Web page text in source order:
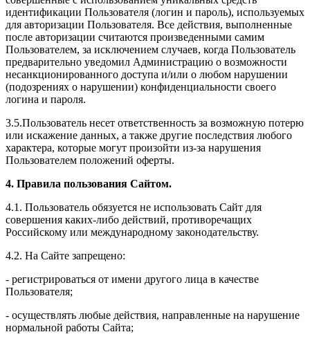
идентификации Пользователя (логин и пароль), используемых
для авторизации Пользователя. Все действия, выполненные
после авторизации считаются произведенными самим
Пользователем, за исключением случаев, когда Пользователь
предварительно уведомил Администрацию о возможности
несанкционированного доступа и/или о любом нарушении
(подозрениях о нарушении) конфиденциальности своего
логина и пароля.
3.5.Пользователь несет ответственность за возможную потерю
или искажение данных, а также другие последствия любого
характера, которые могут произойти из-за нарушения
Пользователем положений оферты.
4. Правила пользования Сайтом.
4.1. Пользователь обязуется не использовать Сайт для
совершения каких-либо действий, противоречащих
Российскому или международному законодательству.
4.2. На Сайте запрещено:
- регистрироваться от имени другого лица в качестве
Пользователя;
- осуществлять любые действия, направленные на нарушение
нормальной работы Сайта;